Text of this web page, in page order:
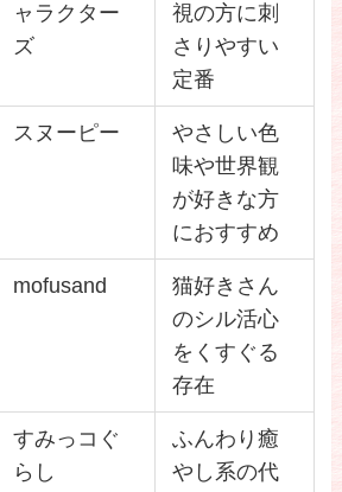
ャラクター
ズ
視の方に刺
さりやすい
定番
スヌーピー
やさしい色
味や世界観
が好きな方
におすすめ
mofusand
猫好きさん
のシル活心
をくすぐる
存在
すみっコぐ
らし
ふんわり癒
やし系の代